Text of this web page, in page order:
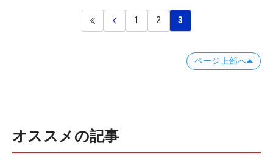
1 2 3
ページ上部へ
オススメの記事